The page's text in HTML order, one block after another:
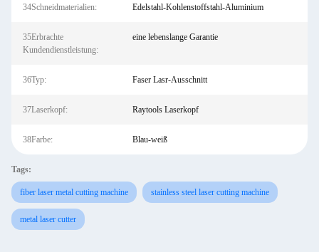
34Schneidmaterialien: Edelstahl-Kohlenstoffstahl-Aluminium
35Erbrachte
Kundendienstleistung:
eine lebenslange Garantie
36Typ: Faser Lasr-Ausschnitt
37Laserkopf: Raytools Laserkopf
38Farbe: Blau-weiß
Tags:
fiber laser metal cutting machine stainless steel laser cutting machine
metal laser cutter